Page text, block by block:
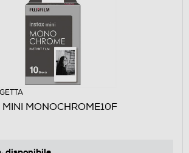
MONOCHROME10F